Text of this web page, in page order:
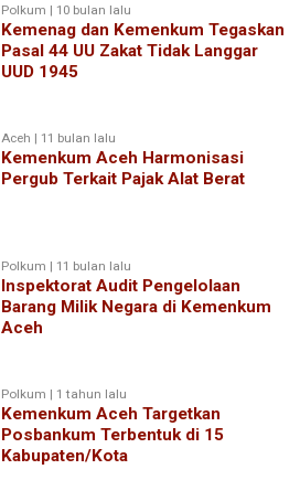
Polkum | 10 bulan lalu
Kemenag dan Kemenkum Tegaskan
Pasal 44 UU Zakat Tidak Langgar
UUD 1945
Aceh | 11 bulan lalu
Kemenkum Aceh Harmonisasi
Pergub Terkait Pajak Alat Berat
Polkum | 11 bulan lalu
Inspektorat Audit Pengelolaan
Barang Milik Negara di Kemenkum
Aceh
Polkum | 1 tahun lalu
Kemenkum Aceh Targetkan
Posbankum Terbentuk di 15
Kabupaten/Kota